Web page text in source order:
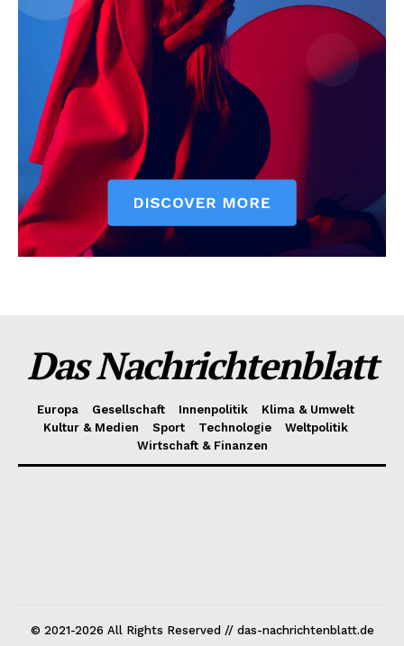
Das Nachrichtenblatt
Europa Gesellschaft Innenpolitik
Klima & Umwelt
Kultur & Medien
Sport Technologie
Weltpolitik
Wirtschaft & Finanzen
© 2021-2026 All Rights Reserved // das-nachrichtenblatt.de